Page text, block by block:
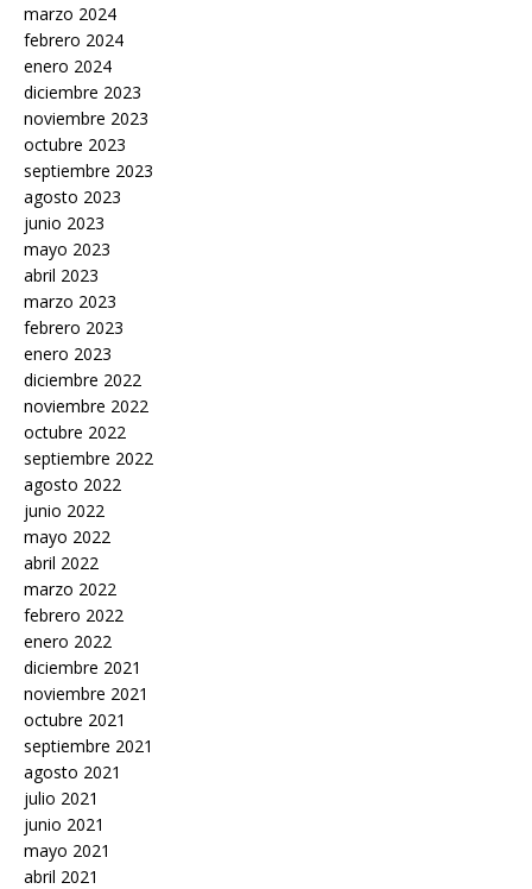
marzo 2024
febrero 2024
enero 2024
diciembre 2023
noviembre 2023
octubre 2023
septiembre 2023
agosto 2023
junio 2023
mayo 2023
abril 2023
marzo 2023
febrero 2023
enero 2023
diciembre 2022
noviembre 2022
octubre 2022
septiembre 2022
agosto 2022
junio 2022
mayo 2022
abril 2022
marzo 2022
febrero 2022
enero 2022
diciembre 2021
noviembre 2021
octubre 2021
septiembre 2021
agosto 2021
julio 2021
junio 2021
mayo 2021
abril 2021